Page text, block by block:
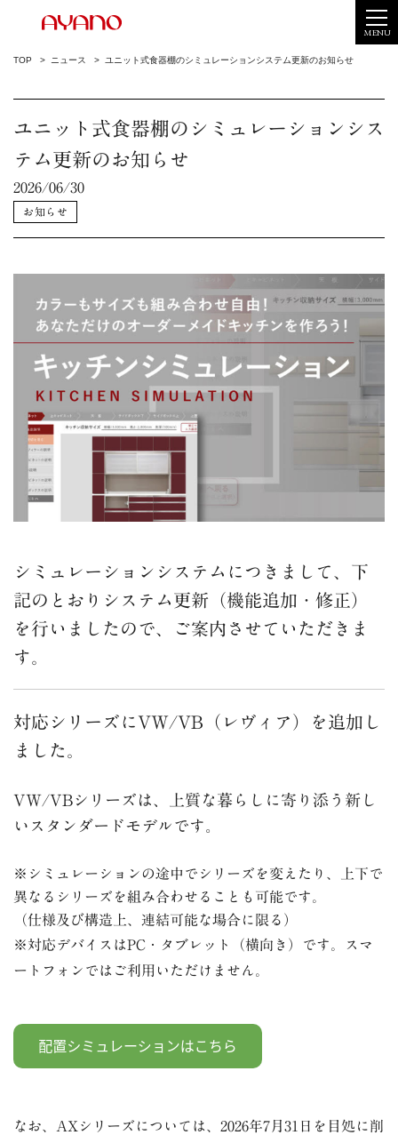
MENU
TOP ニュース ユニット式食器棚のシミュレーションシステム更新のお知らせ
ユニット式食器棚のシミュレーションシス
テム更新のお知らせ
2026/06/30
お知らせ
シミュレーションシステムにつきまして、下
記のとおりシステム更新（機能追加・修正）
を行いましたので、ご案内させていただきま
す。
対応シリーズにVW/VB（レヴィア）を追加し
ました。
VW/VBシリーズは、上質な暮らしに寄り添う新し
いスタンダードモデルです。
※シミュレーションの途中でシリーズを変えたり、上下で
異なるシリーズを組み合わせることも可能です。
（仕様及び構造上、連結可能な場合に限る）
※対応デバイスはPC・タブレット（横向き）です。
スマ
ートフォンではご利用いただけません。
なお、AXシリーズについては、2026年7月31日を目処に削